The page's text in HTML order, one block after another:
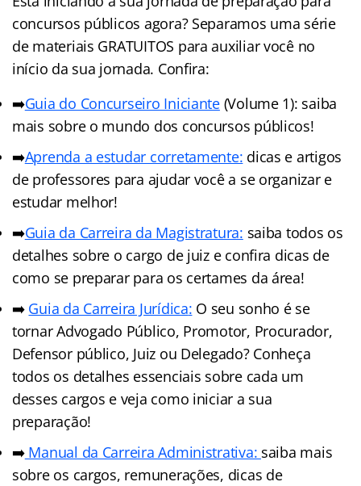
concursos públicos agora? Separamos uma série
de materiais GRATUITOS para auxiliar você no
início da sua jornada. Confira:
➡️Guia do Concurseiro Iniciante(Volume 1): saiba
mais sobre o mundo dos concursos públicos!
➡️Aprenda a estudar corretamente: dicas e artigos
de professores para ajudar você a se organizar e
estudar melhor!
➡️Guia da Carreira da Magistratura: saiba todos os
detalhes sobre o cargo de juiz e confira dicas de
como se preparar para os certames da área!
➡️ Guia da Carreira Jurídica: O seu sonho é se
tornar Advogado Público, Promotor, Procurador,
Defensor público, Juiz ou Delegado? Conheça
todos os detalhes essenciais sobre cada um
desses cargos e veja como iniciar a sua
preparação!
➡️Manual da Carreira Administrativa: saiba mais
sobre os cargos, remunerações, dicas de